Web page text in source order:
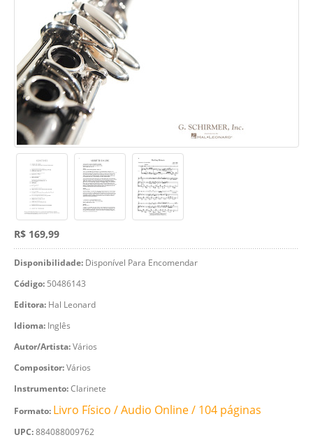
R$ 169,99
Disponibilidade: Disponível Para Encomendar
Código: 50486143
Editora: Hal Leonard
Idioma: Inglês
Autor/Artista:Vários
Compositor:Vários
Instrumento:Clarinete
Formato: Livro Físico / Audio Online / 104 páginas
UPC:884088009762